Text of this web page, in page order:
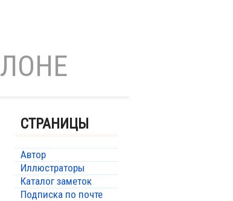
СТРАНИЦЫ
Автор
Иллюстраторы
Каталог заметок
Подписка по почте